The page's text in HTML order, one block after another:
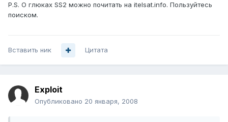
P.S. О глюках SS2 можно почитать на itelsat.info. Пользуйтесь
поиском.
Вставить ник Цитата
Exploit
Опубликовано 20 января, 2008